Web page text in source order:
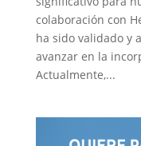
colaboración con
ha sido validado y
avanzar en la
Actualmente,...